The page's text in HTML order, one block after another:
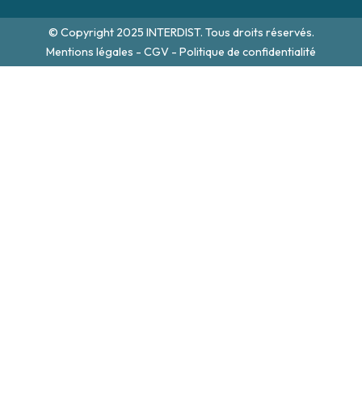
© Copyright 2025 INTERDIST. Tous droits réservés.
Mentions légales - CGV - Politique de confidentialité